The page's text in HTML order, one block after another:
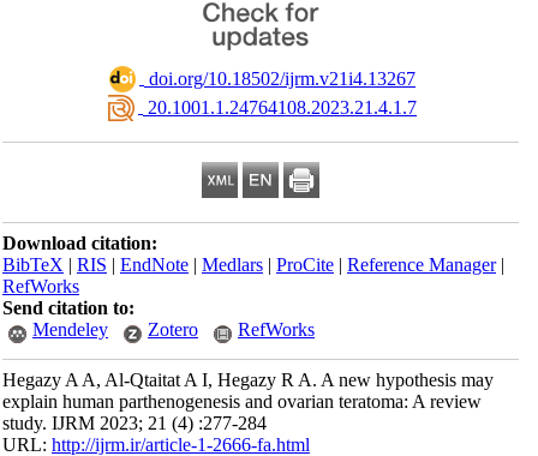
‎ doi.org/10.18502/ijrm.v21i4.13267
‎ 20.1001.1.24764108.2023.21.4.1.7
Download citation:
BibTeX|RIS|EndNote|Medlars|ProCite|Reference Manager
RefWorks
Send citation to:
Mendeley
Zotero RefWorks
Hegazy A A, Al-Qtaitat A I, Hegazy R A. A new hypothesis may
explain human parthenogenesis and ovarian teratoma: A review
study. IJRM 2023; 21 (4) :277-284
URL:http://ijrm.ir/article-1-2666-fa.html